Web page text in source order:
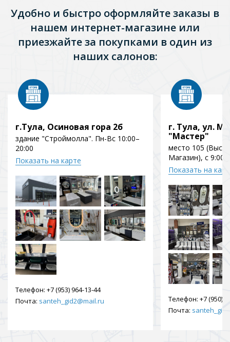
Удобно и быстро оформляйте заказы в
нашем интернет-магазине или
приезжайте за покупками в один из
наших салонов:
г.Тула, Осиновая гора 2б
здание "Строймолла". Пн-Вс 10:00–
20:00
Показать на карте
Телефон: +7 (953) 964-13-44
Почта: santeh_gid2@mail.ru
г. Тула, ул.
"Мастер"
место 105
Магазин), с 9:00
Показать на
Телефон: +7 (950)
Почта: